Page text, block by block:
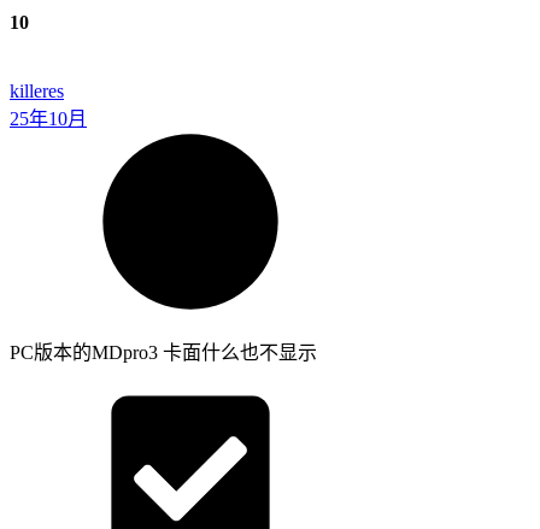
10
killeres
25年10月
PC版本的MDpro3 卡面什么也不显示